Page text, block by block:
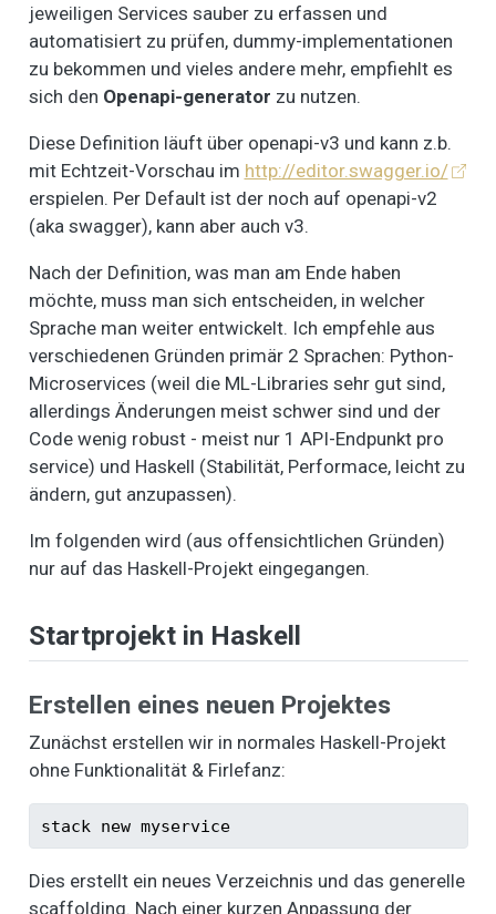
jeweiligen Services sauber zu erfassen und
automatisiert zu prüfen, dummy-implementationen
zu bekommen und vieles andere mehr, empfiehlt es
sich den Openapi-generator zu nutzen.
Diese Definition läuft über openapi-v3 und kann z.b.
mit Echtzeit-Vorschau im http://editor.swagger.io/
erspielen. Per Default ist der noch auf openapi-v2
(aka swagger), kann aber auch v3.
Nach der Definition, was man am Ende haben
möchte, muss man sich entscheiden, in welcher
Sprache man weiter entwickelt. Ich empfehle aus
verschiedenen Gründen primär 2 Sprachen: Python-
Microservices (weil die ML-Libraries sehr gut sind,
allerdings Änderungen meist schwer sind und der
Code wenig robust - meist nur 1 API-Endpunkt pro
service) und Haskell (Stabilität, Performace, leicht zu
ändern, gut anzupassen).
Im folgenden wird (aus offensichtlichen Gründen)
nur auf das Haskell-Projekt eingegangen.
Startprojekt in Haskell
Erstellen eines neuen Projektes
Zunächst erstellen wir in normales Haskell-Projekt
ohne Funktionalität & Firlefanz:
stack new myservice
Dies erstellt ein neues Verzeichnis und das generelle
scaffolding. Nach einer kurzen Anpassung der